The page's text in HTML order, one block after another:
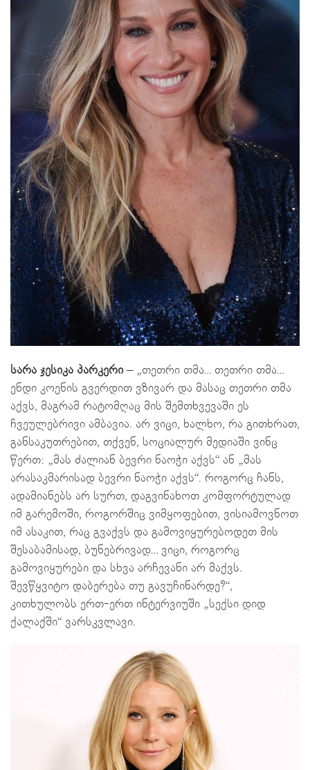
სარა ჯესიკა პარკერი– „თეთრი თმა… თეთრი თმა…
ენდი კოენის გვერდით ვზივარ და მასაც თეთრი თმა
აქვს, მაგრამ რატომღაც მის შემთხვევაში ეს
ჩვეულებრივი ამბავია. არ ვიცი, ხალხო, რა გითხრათ,
განსაკუთრებით, თქვენ, სოციალურ მედიაში ვინც
წერთ: „მას ძალიან ბევრი ნაოჭი აქვს“ ან „მას
არასაკმარისად ბევრი ნაოჭი აქვს“. როგორც ჩანს,
ადამიანებს არ სურთ, დაგვინახოთ კომფორტულად
იმ გარემოში, როგორშიც ვიმყოფებით, ვისიამოვნოთ
იმ ასაკით, რაც გვაქვს და გამოვიყურებოდეთ მის
შესაბამისად, ბუნებრივად… ვიცი, როგორც
გამოვიყურები და სხვა არჩევანი არ მაქვს.
შევწყვიტო დაბერება თუ გავუჩინარდე?“,
კითხულობს ერთ-ერთ ინტერვიუში „სექსი დიდ
ქალაქში“ ვარსკვლავი.